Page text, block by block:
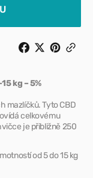
olej
pro
psy
kg – 5%
mazlíčků. Tyto CBD
celkovému
je přibližně 250
od 5 do 15 kg